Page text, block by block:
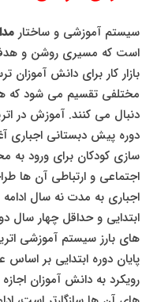
سیستم آموزشی و ساختار
است که مسیری روشن و
بازار کار برای دانش
مختلفی تقسیم می شود که
دنبال می کنند. آموزش در
دوره پیش دبستانی اجباری
سازی کودکان برای ورود
اجتماعی و ارتباطی آن ها
اجباری به مدت نه سال
ابتدایی و حداقل چهار سال
های بارز سیستم آموزشی
پایان دوره ابتدایی بر
رویکرد به دانش آموزان